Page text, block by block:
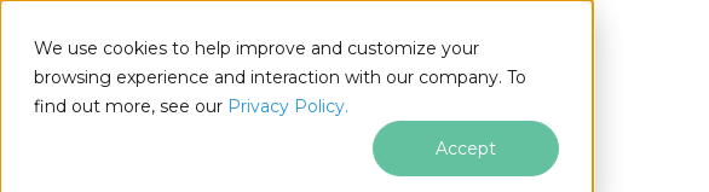
We use cookies to help improve and customize your
browsing experience and interaction with our company. To
find out more, see our Privacy Policy.
Accept
IRONSOFTWARE
PRODUCTOS
EMPRESA